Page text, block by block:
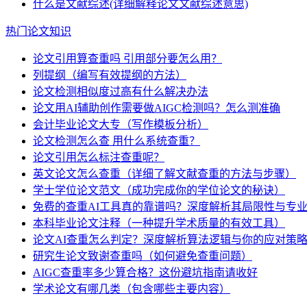
什么是文献综述(详细解释论文文献综述意思)
热门论文知识
论文引用算查重吗 引用部分要怎么用？
列提纲（编写有效提纲的方法）
论文检测相似度过高有什么解决办法
论文用AI辅助创作需要做AIGC检测吗？怎么测准确
会计毕业论文大专（写作模板分析）
论文检测怎么查 用什么系统查重？
论文引用怎么标注查重呢？
英文论文怎么查重（详细了解文献查重的方法与步骤）
学士学位论文范文（成功完成你的学位论文的秘诀）
免费的查重AI工具真的靠谱吗？深度解析其局限性与专
本科毕业论文注释（一种提升学术质量的有效工具）
论文AI查重怎么判定？深度解析算法逻辑与你的应对策略
研究生论文致谢查重吗（如何避免查重问题）
AIGC查重率多少算合格？这份避坑指南请收好
学术论文有哪几类（包含哪些主要内容）